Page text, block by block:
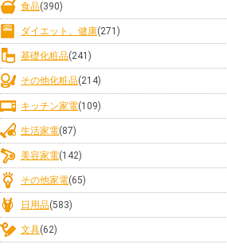
食品(390)
ダイエット、健康(271)
基礎化粧品(241)
その他化粧品(214)
キッチン家電(109)
生活家電(87)
美容家電(142)
その他家電(65)
日用品(583)
文具(62)